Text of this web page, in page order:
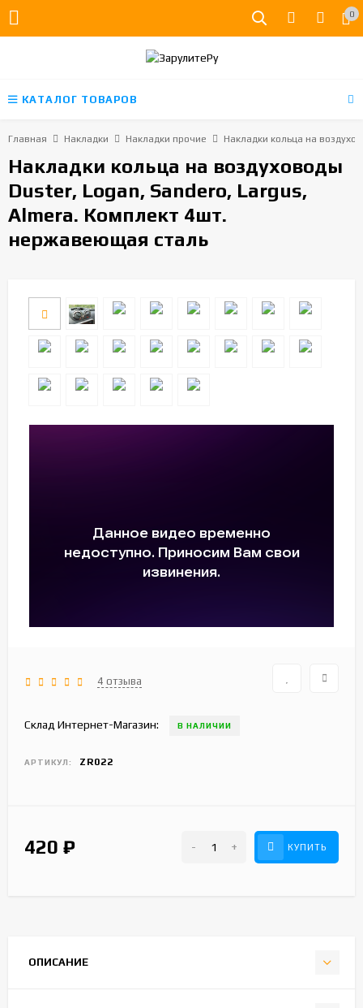
0
КАТАЛОГ ТОВАРОВ
Главная Накладки Накладки прочие Накладки кольца на
Накладки кольца на воздуховоды
Duster, Logan, Sandero, Largus,
Almera. Комплект 4шт.
нержавеющая сталь
4 отзыва
Склад Интернет-Магазин: В НАЛИЧИИ
АРТИКУЛ: ZR022
420 ₽ - + КУПИТЬ
ОПИСАНИЕ